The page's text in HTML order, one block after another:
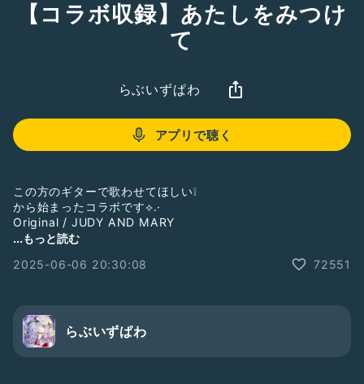
【コラボ収録】あたしをみつけ
て
らぶいずぱわ
アプリで聴く
この方のギターで歌わせてほしい❕
から始まったコラボです⟡.·
Original / JUDY AND MARY
一緒に遊んでくださったのは
番組#しぶさわの番組弾き語り
https://radiotalk.jp/program/151230
#歌ってみた
...もっと読む
2025-06-06 20:30:08
72551
らぶいずぱわ